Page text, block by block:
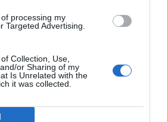
processing my
Targeted Advertising.
Collection, Use,
or Sharing of my
Is Unrelated with the
it was collected.